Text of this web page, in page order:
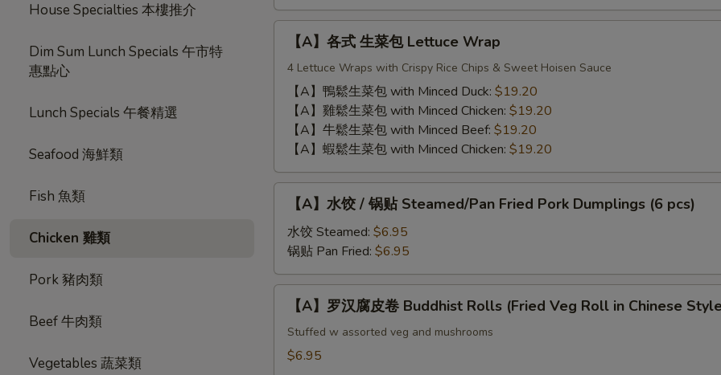
House Specialties 本樓推介
Dim Sum Lunch Specials 午市特
惠點心
Lunch Specials 午餐精選
Seafood 海鮮類
Fish 魚類
Chicken 雞類
Pork 豬肉類
Beef 牛肉類
Vegetables 蔬菜類
Dim
Sum
Combination
(12
pcs)
【A】
Lettuce
【A】各式 生菜包 Lettuce Wrap
4 Lettuce Wraps with Crispy Rice Chips & Sweet Hoisen Sauce
【A】鴨鬆生菜包 with Minced Duck: $19.20
【A】雞鬆生菜包 with Minced Chicken: $19.20
【A】牛鬆生菜包 with Minced Beef: $19.20
【A】蝦鬆生菜包 with Minced Chicken: $19.20
【A】
锅
贴
Steamed/Pan
Fried
Pork
Dumplings
【A】水饺 / 锅贴 Steamed/Pan Fried Pork Dumplings (6 pcs)
水饺 Steamed: $6.95
锅贴 Pan Fried: $6.95
【A】
【A】罗汉腐皮卷 Buddhist Rolls (Fried Veg Roll in Chinese
Stuffed w assorted veg and mushrooms
$6.95